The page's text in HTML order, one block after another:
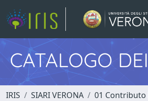
CATALOGO
IRIS SIARI VERONA 01 Contributo